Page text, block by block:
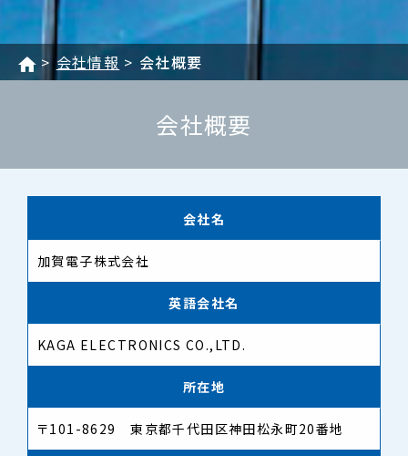
会社情報 会社概要
会社概要
会社名
加賀電子株式会社
英語会社名
KAGA ELECTRONICS CO.,LTD.
所在地
〒101-8629 東京都千代田区神田松永町20番地